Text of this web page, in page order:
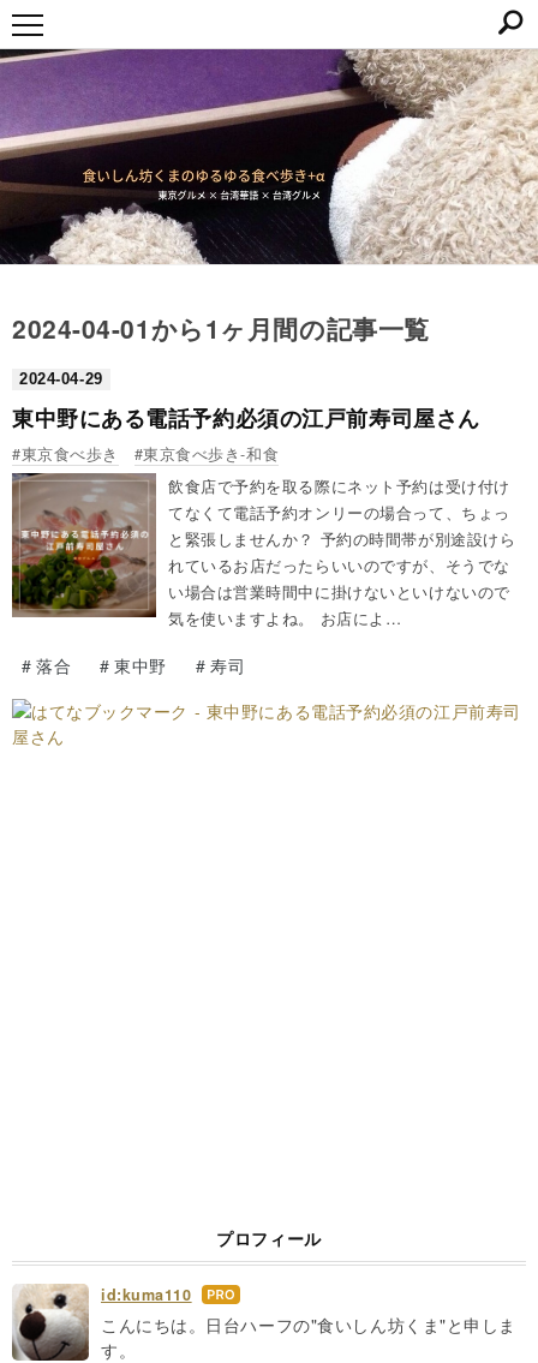
2024-04-01から1ヶ月間の記事一覧
2024-04-29
東中野にある電話予約必須の江戸前寿司屋さん
東京食べ歩き 東京食べ歩き-和食
飲食店で予約を取る際にネット予約は受け付け
てなくて電話予約オンリーの場合って、ちょっ
と緊張しませんか？ 予約の時間帯が別途設けら
れているお店だったらいいのですが、そうでな
い場合は営業時間中に掛けないといけないので
気を使いますよね。 お店によ…
# 落合 # 東中野 # 寿司
プロフィール
id:kuma110 はて
なブ
ログ
こんにちは。日台ハーフの"食いしん坊くま"と申しま
す。